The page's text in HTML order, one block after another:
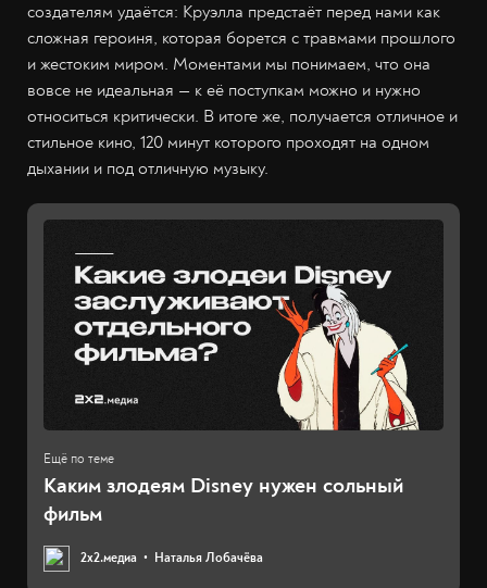
создателям удаётся: Круэлла предстаёт перед нами как
сложная героиня, которая борется с травмами прошлого
и жестоким миром. Моментами мы понимаем, что она
вовсе не идеальная — к её поступкам можно и нужно
относиться критически. В итоге же, получается отличное и
стильное кино, 120 минут которого проходят на одном
дыхании и под отличную музыку.
Каким злодеям Disney нужен сольный
фильм
2х2.медиа Наталья Лобачёва